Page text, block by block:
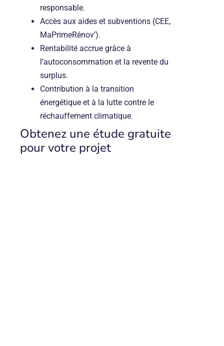
responsable.
Accès aux aides et subventions (CEE,
MaPrimeRénov’).
Rentabilité accrue grâce à
l’autoconsommation et la revente du
surplus.
Contribution à la transition
énergétique et à la lutte contre le
réchauffement climatique.
Obtenez une étude gratuite
pour votre projet